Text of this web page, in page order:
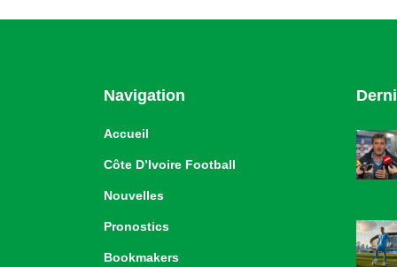
Navigation
Accueil
Côte D’Ivoire Football
Nouvelles
Pronostics
Bookmakers